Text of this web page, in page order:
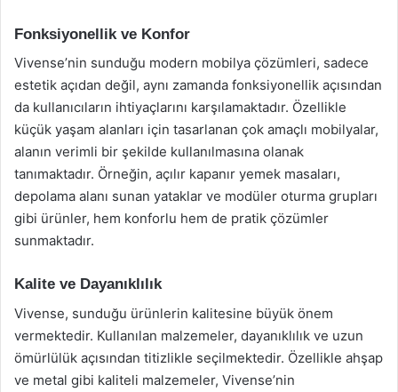
Fonksiyonellik ve Konfor
Vivense’nin sunduğu modern mobilya çözümleri, sadece
estetik açıdan değil, aynı zamanda fonksiyonellik açısından
da kullanıcıların ihtiyaçlarını karşılamaktadır. Özellikle
küçük yaşam alanları için tasarlanan çok amaçlı mobilyalar,
alanın verimli bir şekilde kullanılmasına olanak
tanımaktadır. Örneğin, açılır kapanır yemek masaları,
depolama alanı sunan yataklar ve modüler oturma grupları
gibi ürünler, hem konforlu hem de pratik çözümler
sunmaktadır.
Kalite ve Dayanıklılık
Vivense, sunduğu ürünlerin kalitesine büyük önem
vermektedir. Kullanılan malzemeler, dayanıklılık ve uzun
ömürlülük açısından titizlikle seçilmektedir. Özellikle ahşap
ve metal gibi kaliteli malzemeler, Vivense’nin